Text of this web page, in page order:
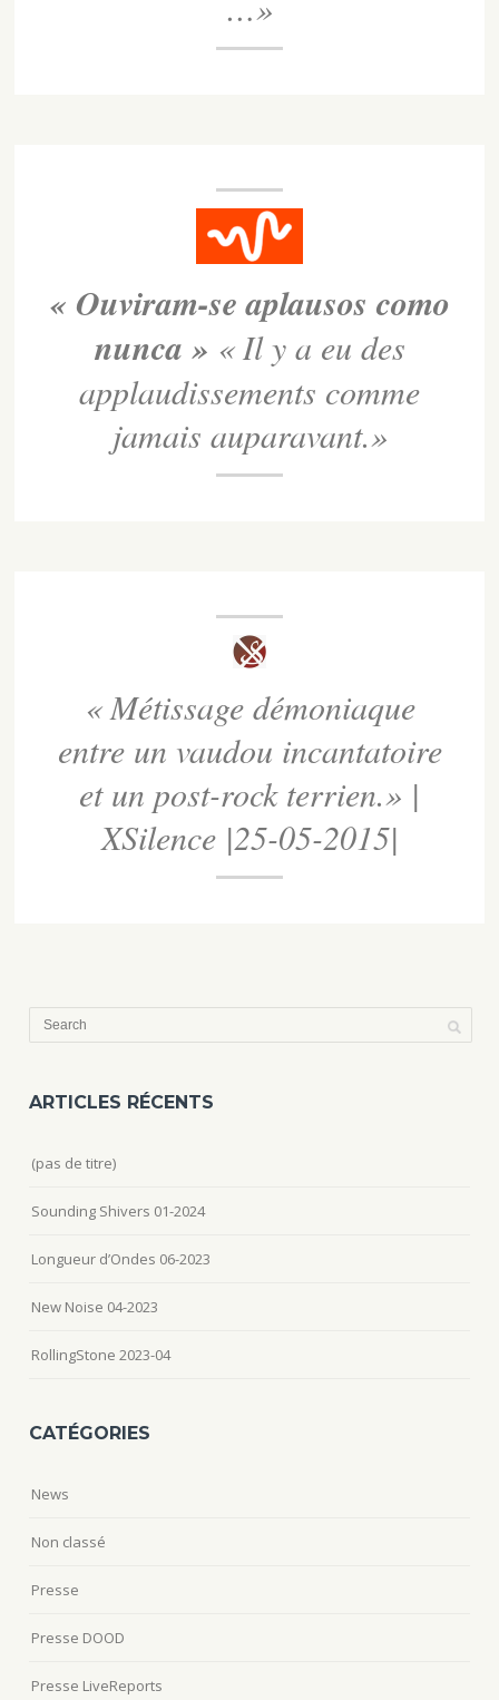
« Ouviram-se aplausos como
nunca » « Il y a eu des
applaudissements comme
jamais auparavant.»
« Métissage démoniaque
entre un vaudou incantatoire
et un post-rock terrien.» |
XSilence |25-05-2015|
ARTICLES RÉCENTS
(pas de titre)
Sounding Shivers 01-2024
Longueur d’Ondes 06-2023
New Noise 04-2023
RollingStone 2023-04
CATÉGORIES
News
Non classé
Presse
Presse DOOD
Presse LiveReports